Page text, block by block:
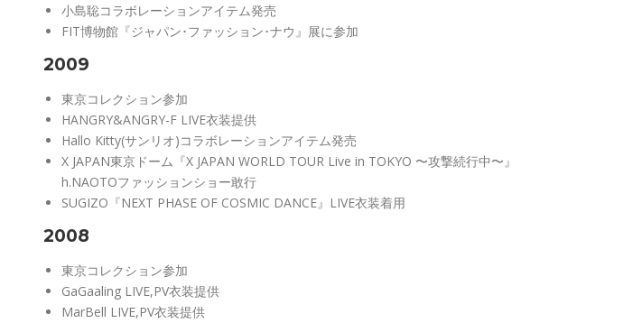
小島聡コラボレーションアイテム発売
FIT博物館『ジャパン･ファッション･ナウ』展に参加
2009
東京コレクション参加
HANGRY&ANGRY-F LIVE衣装提供
Hallo Kitty(サンリオ)コラボレーションアイテム発売
X JAPAN東京ドーム『X JAPAN WORLD TOUR Live in TOKYO 〜攻撃続行中〜』
h.NAOTOファッションショー敢行
SUGIZO『NEXT PHASE OF COSMIC DANCE』LIVE衣装着用
2008
東京コレクション参加
GaGaaling LIVE,PV衣装提供
MarBell LIVE,PV衣装提供